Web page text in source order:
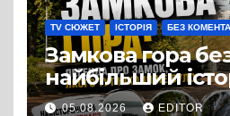
TV СЮЖЕТ ІСТОРІЯ БЕЗ
Замкова гора
найбільший
міф Черкас
05.08.2026 EDITOR